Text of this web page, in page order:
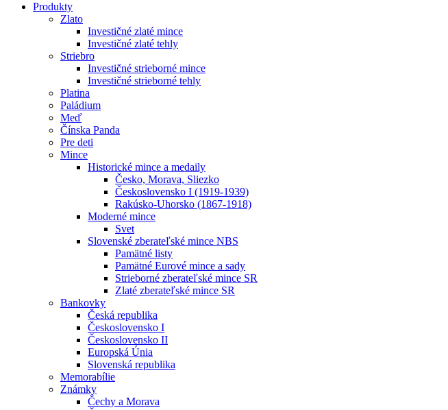
Produkty
Zlato
Investičné zlaté mince
Investičné zlaté tehly
Striebro
Investičné strieborné mince
Investičné strieborné tehly
Platina
Paládium
Meď
Čínska Panda
Pre deti
Mince
Historické mince a medaily
Česko, Morava, Sliezko
Československo I (1919-1939)
Rakúsko-Uhorsko (1867-1918)
Moderné mince
Svet
Slovenské zberateľské mince NBS
Pamätné listy
Pamätné Eurové mince a sady
Strieborné zberateľské mince SR
Zlaté zberateľské mince SR
Bankovky
Česká republika
Československo I
Československo II
Europská Únia
Slovenská republika
Memorabílie
Známky
Čechy a Morava